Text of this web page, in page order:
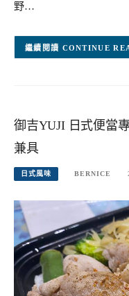
野…
CONTINUE
御吉YUJI 日式便當
兼具
日式風味 BERNICE